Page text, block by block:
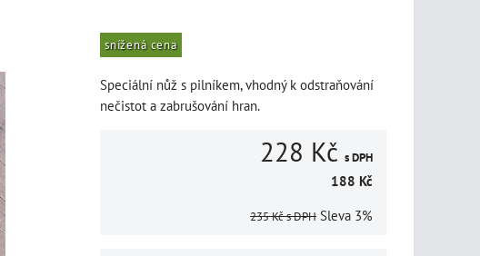
snížená cena
Speciální nůž s pilníkem, vhodný k odstraňování
nečistot a zabrušování hran.
228 Kč s DPH
188 Kč
235 Kčs DPH Sleva 3%